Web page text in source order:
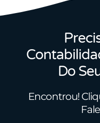
Do
Encontrou!